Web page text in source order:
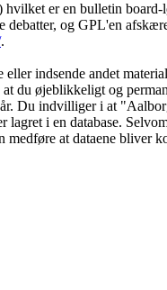
er en bulletin board-
og GPL'en
.
indsende andet
du øjeblikkeligt og
Du indvilliger i at
lagret i en database.
at dataene bliver